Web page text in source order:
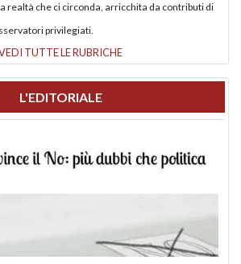
realtà che ci circonda, arricchita da contributi di
privilegiati.
TUTTE LE RUBRICHE
L'EDITORIALE